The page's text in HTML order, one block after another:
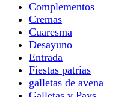
Complementos
Cremas
Cuaresma
Desayuno
Entrada
Fiestas patrias
galletas de avena